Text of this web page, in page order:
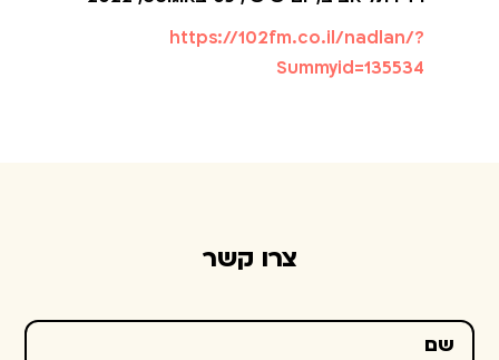
https://102fm.co.il/nadlan/?
Summyid=135534
צרו קשר